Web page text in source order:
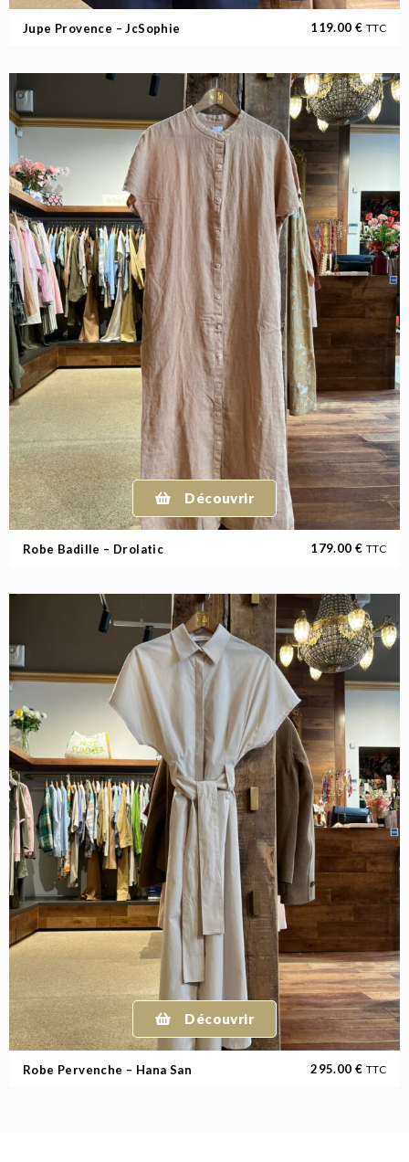
Jupe Provence – JcSophie 119.00 € TTC
Découvrir
Robe Badille – Drolatic 179.00 € TTC
Découvrir
Robe Pervenche – Hana San 295.00 € TTC